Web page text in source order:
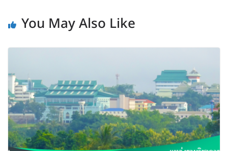
You May Also Like